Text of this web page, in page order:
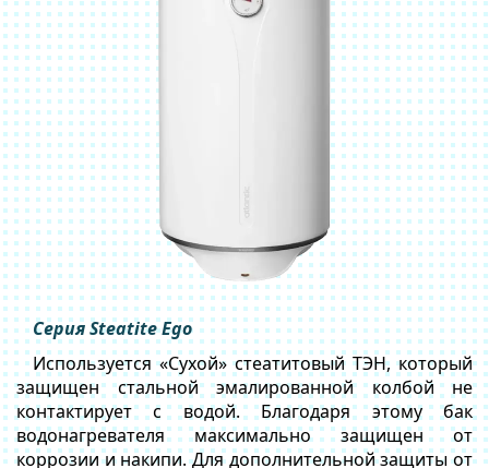
Серия Steatite Ego
Используется «Сухой» стеатитовый ТЭН, который
защищен стальной эмалированной колбой не
контактирует с водой. Благодаря этому бак
водонагревателя максимально защищен от
коррозии и накипи. Для дополнительной защиты от